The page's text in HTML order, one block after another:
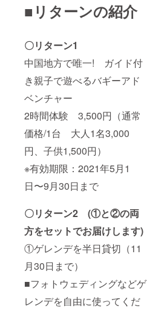
■リターンの紹介
〇リターン1
中国地方で唯一! ガイド付
き親子で遊べるバギーアド
ベンチャー
2時間体験 3,500円（通常
価格/1台 大人1名3,000
円、子供1,500円）
※有効期限：2021年5月1
日〜9月30日まで
〇リターン2 (①と②の両
方をセットでお届けします)
①ゲレンデを半日貸切（11
月30日まで）
■フォトウェディングなどゲ
レンデを自由に使ってくだ